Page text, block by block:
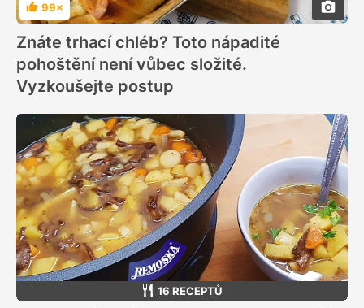
Hodnocení
99×
Znáte trhací chléb? Toto nápadité
pohoštění není vůbec složité.
Vyzkoušejte postup
16 RECEPTŮ